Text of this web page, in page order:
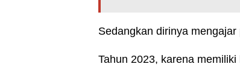
Sedangkan dirinya
Tahun 2023, karena